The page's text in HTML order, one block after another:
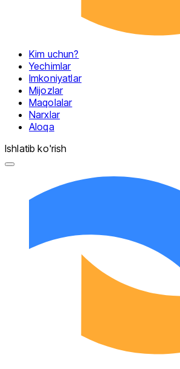
Kim uchun?
Yechimlar
Imkoniyatlar
Mijozlar
Maqolalar
Narxlar
Aloqa
Ishlatib ko'rish
Menyu